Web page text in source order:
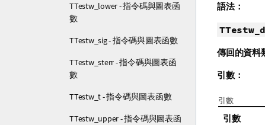
TTestw_lower - 指令碼與圖表函
數
TTestw_sig - 指令碼與圖表函數
TTestw_sterr - 指令碼與圖表函
數
TTestw_t - 指令碼與圖表函數
TTestw_upper - 指令碼與圖表函
語法：
傳回的資料
引數：
引數
引數